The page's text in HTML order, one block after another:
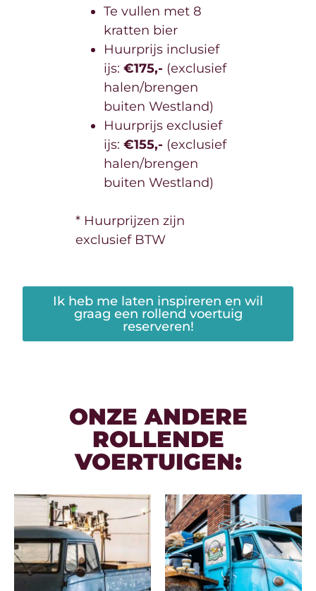
Te vullen met 8
kratten bier
Huurprijs inclusief
ijs: €175,- (exclusief
halen/brengen
buiten Westland)
Huurprijs exclusief
ijs: €155,- (exclusief
halen/brengen
buiten Westland)
* Huurprijzen zijn
exclusief BTW
Ik heb me laten inspireren en wil
graag een rollend voertuig
reserveren!
ONZE ANDERE
ROLLENDE
VOERTUIGEN: